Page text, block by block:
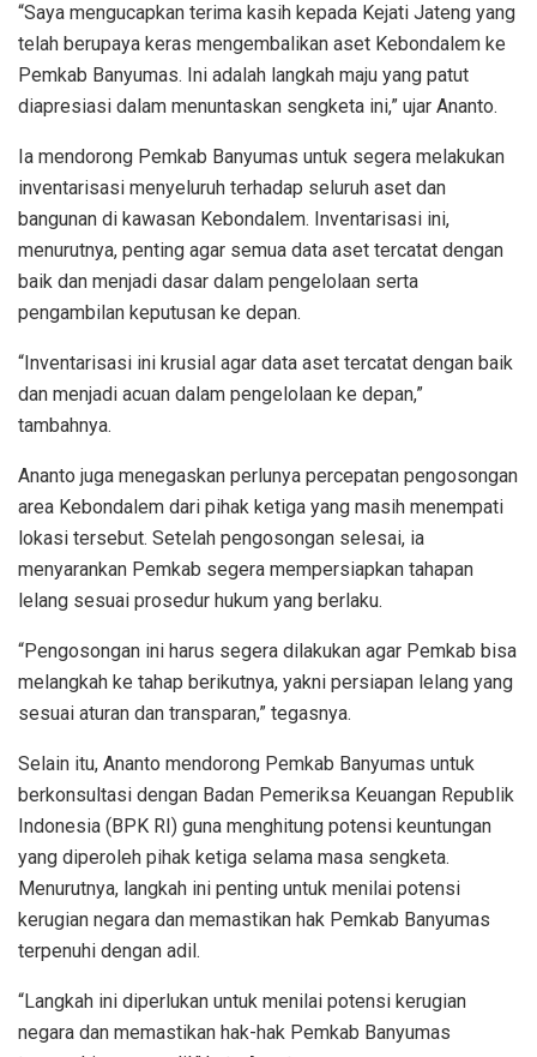
“Saya mengucapkan terima kasih kepada Kejati Jateng yang
telah berupaya keras mengembalikan aset Kebondalem ke
Pemkab Banyumas. Ini adalah langkah maju yang patut
diapresiasi dalam menuntaskan sengketa ini,” ujar Ananto.
Ia mendorong Pemkab Banyumas untuk segera melakukan
inventarisasi menyeluruh terhadap seluruh aset dan
bangunan di kawasan Kebondalem. Inventarisasi ini,
menurutnya, penting agar semua data aset tercatat dengan
baik dan menjadi dasar dalam pengelolaan serta
pengambilan keputusan ke depan.
“Inventarisasi ini krusial agar data aset tercatat dengan baik
dan menjadi acuan dalam pengelolaan ke depan,”
tambahnya.
Ananto juga menegaskan perlunya percepatan pengosongan
area Kebondalem dari pihak ketiga yang masih menempati
lokasi tersebut. Setelah pengosongan selesai, ia
menyarankan Pemkab segera mempersiapkan tahapan
lelang sesuai prosedur hukum yang berlaku.
“Pengosongan ini harus segera dilakukan agar Pemkab bisa
melangkah ke tahap berikutnya, yakni persiapan lelang yang
sesuai aturan dan transparan,” tegasnya.
Selain itu, Ananto mendorong Pemkab Banyumas untuk
berkonsultasi dengan Badan Pemeriksa Keuangan Republik
Indonesia (BPK RI) guna menghitung potensi keuntungan
yang diperoleh pihak ketiga selama masa sengketa.
Menurutnya, langkah ini penting untuk menilai potensi
kerugian negara dan memastikan hak Pemkab Banyumas
terpenuhi dengan adil.
“Langkah ini diperlukan untuk menilai potensi kerugian
negara dan memastikan hak-hak Pemkab Banyumas